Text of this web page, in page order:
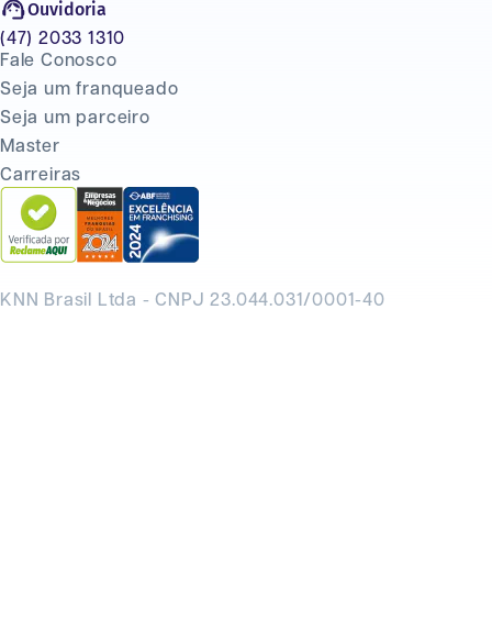
KNN Brasil Ltda - CNPJ 23.044.031/0001-40
Ouvidoria
(47) 2033 1310
Fale Conosco
Seja um franqueado
Seja um parceiro
Master
Carreiras